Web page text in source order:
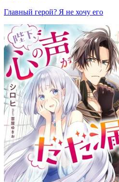
Главный герой? Я не хочу его